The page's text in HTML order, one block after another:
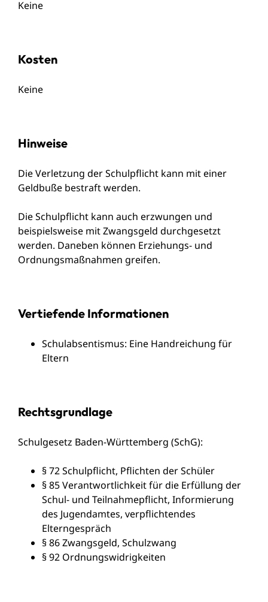
Keine
Kosten
Keine
Hinweise
Die Verletzung der Schulpflicht kann mit einer
Geldbuße bestraft werden.
Die Schulpflicht kann auch erzwungen und
beispielsweise mit Zwangsgeld durchgesetzt
werden. Daneben können Erziehungs- und
Ordnungsmaßnahmen greifen.
Vertiefende Informationen
Schulabsentismus: Eine Handreichung für
Eltern
Rechtsgrundlage
Schulgesetz Baden-Württemberg (SchG):
§ 72Schulpflicht, Pflichten der Schüler
§ 85 Verantwortlichkeit für die Erfüllung der
Schul- und Teilnahmepflicht, Informierung
des Jugendamtes, verpflichtendes
Elterngespräch
§ 86 Zwangsgeld, Schulzwang
§ 92 Ordnungswidrigkeiten